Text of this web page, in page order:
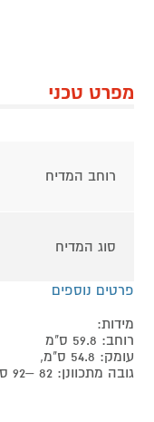
מפרט טכני
רוחב המדיח
סוג המדיח
פרטים נוספים
מידות:
רוחב: 59.8 ס"מ
עומק: 54.8 ס"מ,
גובה מתכוונן: 82 –92 ס"מ